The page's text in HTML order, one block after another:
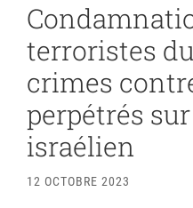
terroristes
crimes
perpétrés
israélien
12 OCTOBRE 2023